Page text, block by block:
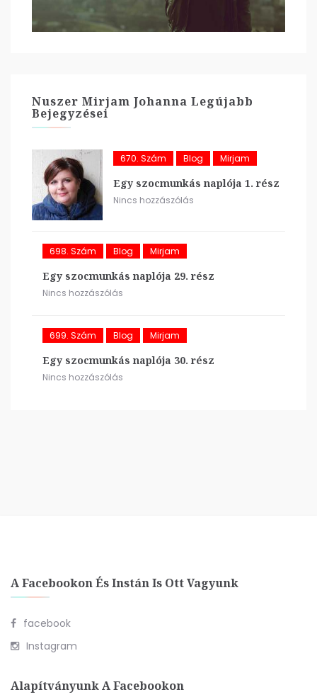
Nuszer Mirjam Johanna Legújabb
Bejegyzései
670. Szám Blog Mirjam
Egy szocmunkás naplója 1. rész
Nincs hozzászólás
698. Szám Blog Mirjam
Egy szocmunkás naplója 29. rész
Nincs hozzászólás
699. Szám Blog Mirjam
Egy szocmunkás naplója 30. rész
Nincs hozzászólás
A Facebookon És Instán Is Ott Vagyunk
facebook
Instagram
Alapítványunk A Facebookon